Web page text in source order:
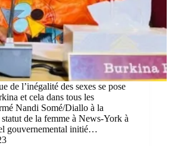
de l’inégalité des sexes se pose
et cela dans tous les
Nandi Somé/Diallo à la
de la femme à News-York à
gouvernemental initié…